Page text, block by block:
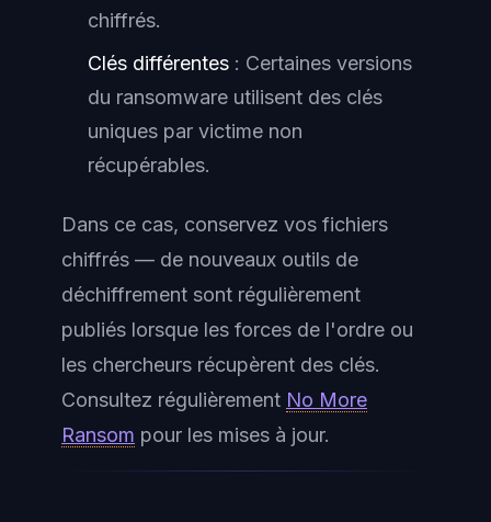
chiffrés.
Clés différentes : Certaines versions
du ransomware utilisent des clés
uniques par victime non
récupérables.
Dans ce cas, conservez vos fichiers
chiffrés — de nouveaux outils de
déchiffrement sont régulièrement
publiés lorsque les forces de l'ordre ou
les chercheurs récupèrent des clés.
Consultez régulièrement No More
Ransom pour les mises à jour.